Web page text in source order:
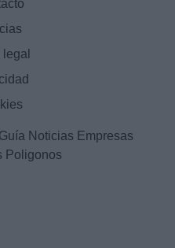
Noticias Empresas
Poligonos